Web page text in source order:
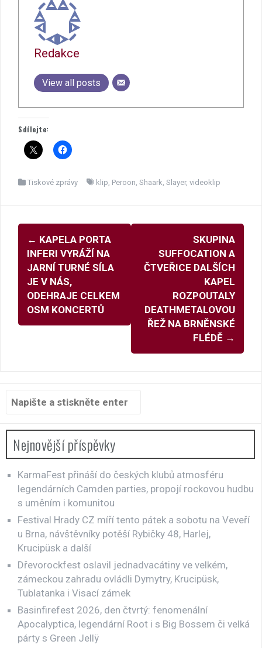
Redakce
View all posts
Sdílejte:
Tiskové zprávy klip Peroon Shaark Slayer, videoklip
Navigace
pro
příspěvky
← KAPELA PORTA
INFERI VYRÁŽÍ NA
JARNÍ TURNÉ SÍLA
JE V NÁS,
ODEHRAJE CELKEM
OSM KONCERTŮ
SKUPINA
SUFFOCATION A
ČTVEŘICE DALŠÍCH
KAPEL
ROZPOUTALY
DEATHMETALOVOU
ŘEŽ NA BRNĚNSKÉ
FLÉDĚ →
Hledat:
Nejnovější příspěvky
KarmaFest přináší do českých klubů atmosféru
legendárních Camden parties, propojí rockovou hudbu
s uměním i komunitou
Festival Hrady CZ míří tento pátek a sobotu na Veveří
u Brna, návštěvníky potěší Rybičky 48, Harlej,
Krucipüsk a další
Dřevorockfest oslavil jednadvacátiny ve velkém,
zámeckou zahradu ovládli Dymytry, Krucipüsk,
Tublatanka i Visací zámek
Basinfirefest 2026, den čtvrtý: fenomenální
Apocalyptica, legendární Root i s Big Bossem či velká
párty s Green Jellÿ